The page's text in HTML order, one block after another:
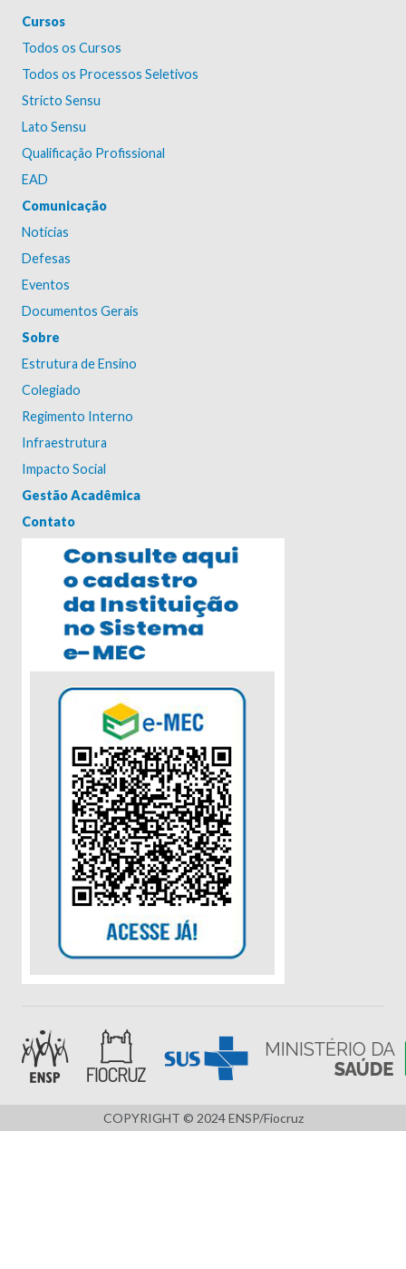
Cursos
Todos os Cursos
Todos os Processos Seletivos
Stricto Sensu
Lato Sensu
Qualificação Profissional
EAD
Comunicação
Notícias
Defesas
Eventos
Documentos Gerais
Sobre
Estrutura de Ensino
Colegiado
Regimento Interno
Infraestrutura
Impacto Social
Gestão Acadêmica
Contato
COPYRIGHT © 2024 ENSP/Fiocruz